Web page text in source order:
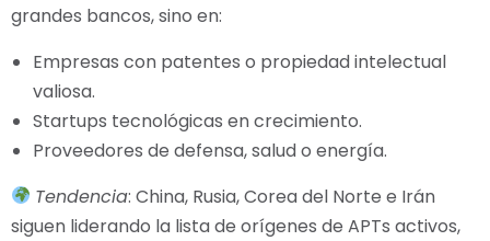
grandes bancos, sino en:
Empresas con patentes o propiedad intelectual
valiosa.
Startups tecnológicas en crecimiento.
Proveedores de defensa, salud o energía.
Tendencia: China, Rusia, Corea del Norte e Irán
siguen liderando la lista de orígenes de APTs activos,